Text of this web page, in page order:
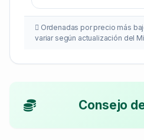
Ordenadas por precio más
variar según actualización del
Consejo